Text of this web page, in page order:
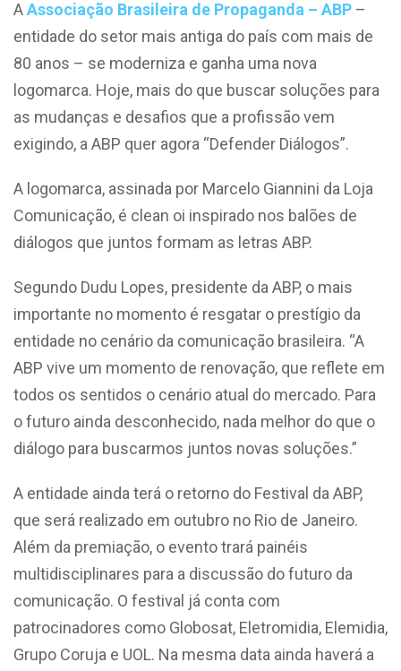
AAssociação Brasileira de Propaganda – ABP –
entidade do setor mais antiga do país com mais de
80 anos – se moderniza e ganha uma nova
logomarca. Hoje, mais do que buscar soluções para
as mudanças e desafios que a profissão vem
exigindo, a ABP quer agora “Defender Diálogos”.
A logomarca, assinada por Marcelo Giannini da Loja
Comunicação, é clean oi inspirado nos balões de
diálogos que juntos formam as letras ABP.
Segundo Dudu Lopes, presidente da ABP, o mais
importante no momento é resgatar o prestígio da
entidade no cenário da comunicação brasileira. “A
ABP vive um momento de renovação, que reflete em
todos os sentidos o cenário atual do mercado. Para
o futuro ainda desconhecido, nada melhor do que o
diálogo para buscarmos juntos novas soluções.”
A entidade ainda terá o retorno do Festival da ABP,
que será realizado em outubro no Rio de Janeiro.
Além da premiação, o evento trará painéis
multidisciplinares para a discussão do futuro da
comunicação. O festival já conta com
patrocinadores como Globosat, Eletromidia, Elemidia,
Grupo Coruja e UOL. Na mesma data ainda haverá a